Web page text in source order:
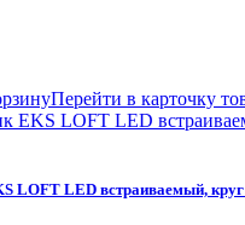
Перейти в карточку
LOFT LED встраиваемый,